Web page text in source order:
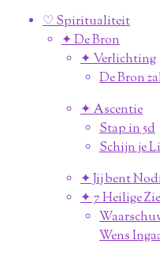
♡ Spiritualiteit
✦ De Bron
✦ Verlichting
De Bron
✦ Ascentie
Stap in 5d
Schijn je
✦ Jij bent
✦ 7 Heilige
Wens